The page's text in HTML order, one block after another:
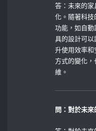
答：未來的
化。隨著科
功能，如自
具的設計可
升使用效率
方式的變化
維。
問：對於未